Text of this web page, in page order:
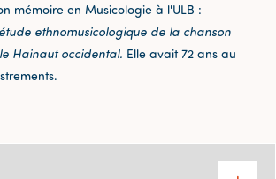
mémoire en Musicologie à l'ULB :
ethnomusicologique de la chanson
Hainaut occidental. Elle avait 72 ans au